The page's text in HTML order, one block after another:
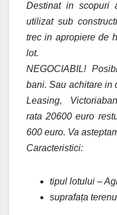
Destinat in scopuri
utilizat sub
trec in apropiere de
lot.
NEGOCIABIL!
bani. Sau achitare in
Leasing,
rata 20600 euro
600 euro. Va
Caracteristici:
tipul lotului –
suprafața